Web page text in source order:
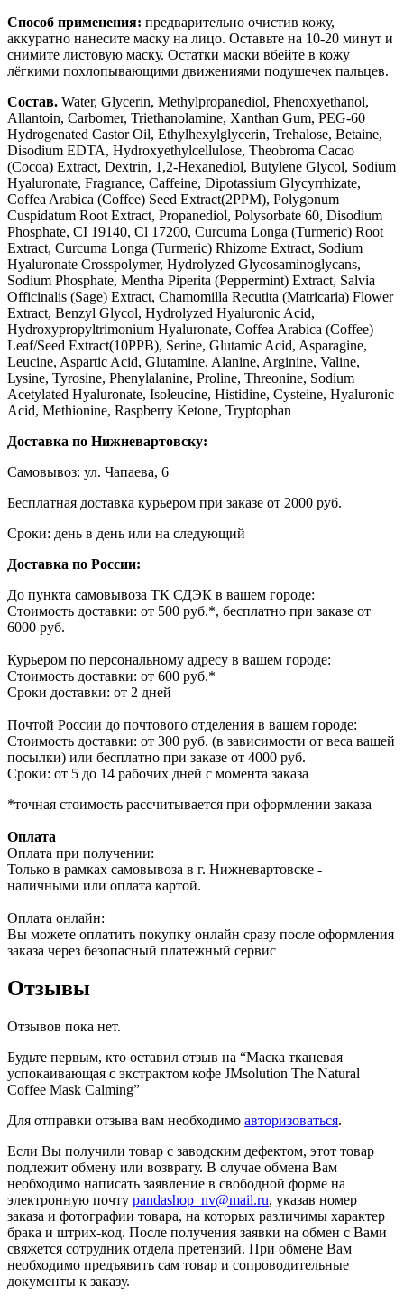
Способ применения: предварительно очистив кожу,
аккуратно нанесите маску на лицо. Оставьте на 10-20 минут и
снимите листовую маску. Остатки маски вбейте в кожу
лёгкими похлопывающими движениями подушечек пальцев.
Состав. Water, Glycerin, Methylpropanediol, Phenoxyethanol,
Allantoin, Carbomer, Triethanolamine, Xanthan Gum, PEG-60
Hydrogenated Castor Oil, Ethylhexylglycerin, Trehalose, Betaine,
Disodium EDTA, Hydroxyethylcellulose, Theobroma Cacao
(Cocoa) Extract, Dextrin, 1,2-Hexanediol, Butylene Glycol, Sodium
Hyaluronate, Fragrance, Caffeine, Dipotassium Glycyrrhizate,
Coffea Arabica (Coffee) Seed Extract(2PPM), Polygonum
Cuspidatum Root Extract, Propanediol, Polysorbate 60, Disodium
Phosphate, CI 19140, Cl 17200, Curcuma Longa (Turmeric) Root
Extract, Curcuma Longa (Turmeric) Rhizome Extract, Sodium
Hyaluronate Crosspolymer, Hydrolyzed Glycosaminoglycans,
Sodium Phosphate, Mentha Piperita (Peppermint) Extract, Salvia
Officinalis (Sage) Extract, Chamomilla Recutita (Matricaria) Flower
Extract, Benzyl Glycol, Hydrolyzed Hyaluronic Acid,
Hydroxypropyltrimonium Hyaluronate, Coffea Arabica (Coffee)
Leaf/Seed Extract(10PPB), Serine, Glutamic Acid, Asparagine,
Leucine, Aspartic Acid, Glutamine, Alanine, Arginine, Valine,
Lysine, Tyrosine, Phenylalanine, Proline, Threonine, Sodium
Acetylated Hyaluronate, Isoleucine, Histidine, Cysteine, Hyaluronic
Acid, Methionine, Raspberry Ketone, Tryptophan
Доставка по Нижневартовску:
Самовывоз: ул. Чапаева, 6
Бесплатная доставка курьером при заказе от 2000 руб.
Сроки: день в день или на следующий
Доставка по России:
До пункта самовывоза ТК СДЭК в вашем городе:
Стоимость доставки: от 500 руб.*, бесплатно при заказе от
6000 руб.
Курьером по персональному адресу в вашем городе:
Стоимость доставки: от 600 руб.*
Сроки доставки: от 2 дней
Почтой России до почтового отделения в вашем городе:
Стоимость доставки: от 300 руб. (в зависимости от веса вашей
посылки) или бесплатно при заказе от 4000 руб.
Сроки: от 5 до 14 рабочих дней с момента заказа
*точная стоимость рассчитывается при оформлении заказа
Оплата
Оплата при получении:
Только в рамках самовывоза в г. Нижневартовске -
наличными или оплата картой.
Оплата онлайн:
Вы можете оплатить покупку онлайн сразу после оформления
заказа через безопасный платежный сервис
Отзывы
Отзывов пока нет.
Будьте первым, кто оставил отзыв на “Маска тканевая
успокаивающая с экстрактом кофе JMsolution The Natural
Coffee Mask Calming”
Для отправки отзыва вам необходимо авторизоваться.
Если Вы получили товар с заводским дефектом, этот товар
подлежит обмену или возврату. В случае обмена Вам
необходимо написать заявление в свободной форме на
электронную почту pandashop_nv@mail.ru, указав номер
заказа и фотографии товара, на которых различимы характер
брака и штрих-код. После получения заявки на обмен с Вами
свяжется сотрудник отдела претензий. При обмене Вам
необходимо предъявить сам товар и сопроводительные
документы к заказу.